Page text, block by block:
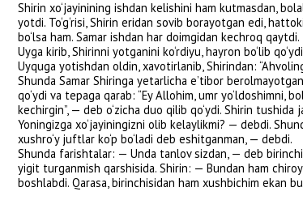
qo‘ydi va tepaga qarab: “Ey Allohim, umr yo‘ldoshimni,
kechirgin”, — deb o‘zicha duo qilib qo‘ydi. Shirin tushida
Yoningizga xo‘jayiningizni olib kelaylikmi? — debdi. Shunda
xushro‘y juftlar ko‘p bo‘ladi deb eshitganman, — debdi.
Shunda farishtalar: — Unda tanlov sizdan, — deb birinchi
yigit turganmish qarshisida. Shirin: — Bundan ham chiroylisi
boshlabdi. Qarasa, birinchisidan ham xushbichim ekan bunisi.
Shirin shu alfozda yaxshidan yaxshisini tanlay olmay, oltinchi
Sizni ixtiyoringizda faqat oxirgi xona qoldi. Agar siz oxirgisini
shu, — debdi.
Shirin sabrsizlik bilan yettinchi, ya’ni oxirgi xonaga kiribdi.
turganmish. Uning tirjayishi ham shunchalik xunuk ekanki,
Meni umr yo‘ldoshim oldiga qaytaringlar, iltimos sizlardan! —
Farishtalar esa: — Tanlovni siz qildingiz, biz emas, — deb ko‘zdan